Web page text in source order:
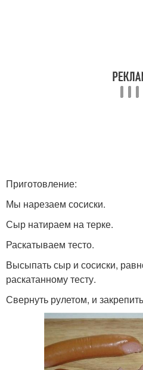
Приготовление:
Мы нарезаем сосиски.
Сыр натираем на терке.
Раскатываем тесто.
Высыпать сыр и сосиски,
раскатанному тесту.
Свернуть рулетом, и